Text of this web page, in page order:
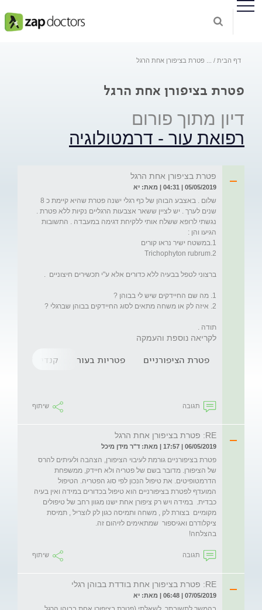
דף הבית פטרת בציפורן אחת הרגל
פטרת בציפורן אחת הרגל
דיון מתוך פורום
רפואת עור - דרמטולוגיה
פטרת בציפורן אחת הרגל
05/05/2019 | 04:31 | מאת: יא
שנים לערך . יש לציין ששאר אצבעות הרגליים נקיות ללא פטרת .
נגשתי לרופא ששלח אותי ללקיחת דגימה במעבדה . התשובות
תודה .
לקריאה נוספת והעמקה
פטרת הציפורניים פטריות בעור קנדידה
תגובה שיתוף
RE: פטרת בציפורן אחת הרגל
06/05/2019 | 17:57 | מאת: ד"ר מידן מיכל
פטרת בציפורניים גורמת לעיבוי הציפורן, הצהבה ולעיתים להרס
של הציפורן. מדובר בשם של פטריה ולא חיידק, ממשפחת
הדרמטופיטים. את טיפול הנכון לפי סוג הפטריה. הטיפול
המועדף לפטרת בציפורניים הוא טיפול בכדורים במידה ואין בעיה
כבדית.  במידה ויש רק ציפורן אחת ישנו מגוון רחב של טיפולים
מקומיים  בצורת לק , משחה ותמיסה כגון לק לוצריל , תמיסת
בהצלחה!
תגובה שיתוף
RE: פטרת בציפורן אחת בודדת בבוהן רגלי
07/05/2019 | 06:48 | מאת: יא